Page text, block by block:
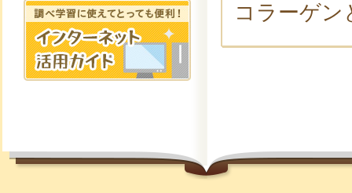
コラーゲン